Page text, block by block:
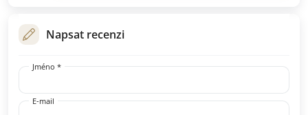
Napsat recenzi
Jméno *
E-mail